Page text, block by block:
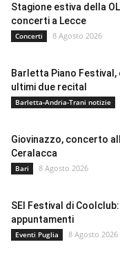
Stagione estiva della
concerti a Lecce
Concerti 8 Agosto 2026
Barletta Piano Festival,
ultimi due recital
Barletta-Andria-Trani notizie
Giovinazzo, concerto
Ceralacca
Bari 8 Agosto 2026
SEI Festival di
appuntamenti
Eventi Puglia 8 Agosto 2026